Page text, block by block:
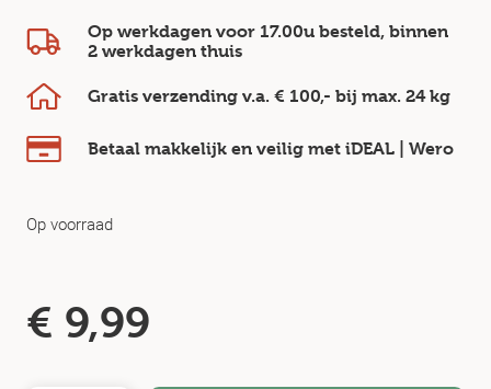
Op werkdagen voor 17.00u besteld, binnen
2 werkdagen thuis
Gratis verzending v.a. € 100,- bij max. 24 kg
Betaal makkelijk en veilig met iDEAL | Wero
Op voorraad
€ 9,99